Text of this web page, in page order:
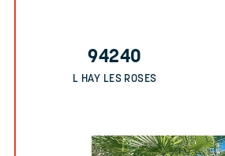
94240
L HAY LES ROSES